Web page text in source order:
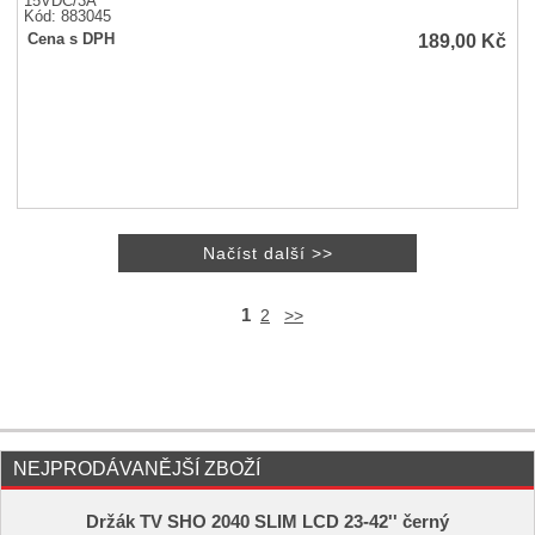
Kód: 883045
Cena s DPH
189,00 Kč
1 2 >>
NEJPRODÁVANĚJŠÍ ZBOŽÍ
Držák TV SHO 2040 SLIM LCD 23-42'' černý